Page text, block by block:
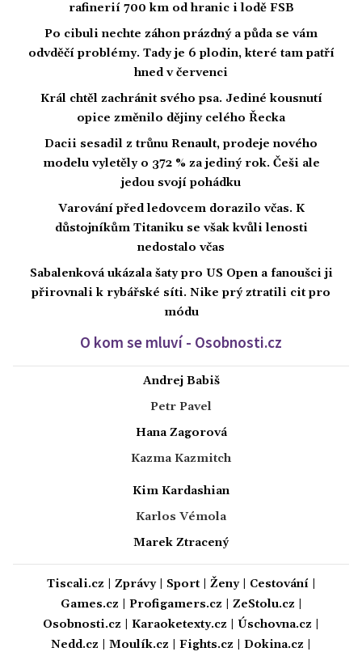
rafinerií 700 km od hranic i lodě FSB
Po cibuli nechte záhon prázdný a půda se vám
odvděčí problémy. Tady je 6 plodin, které tam patří
hned v červenci
Král chtěl zachránit svého psa. Jediné kousnutí
opice změnilo dějiny celého Řecka
Dacii sesadil z trůnu Renault, prodeje nového
modelu vyletěly o 372 % za jediný rok. Češi ale
jedou svojí pohádku
Varování před ledovcem dorazilo včas. K
důstojníkům Titaniku se však kvůli lenosti
nedostalo včas
Sabalenková ukázala šaty pro US Open a fanoušci ji
přirovnali k rybářské síti. Nike prý ztratili cit pro
módu
O kom se mluví - Osobnosti.cz
Andrej Babiš
Petr Pavel
Hana Zagorová
Kazma Kazmitch
Kim Kardashian
Karlos Vémola
Marek Ztracený
Tiscali.cz Zprávy| Sport| Ženy| Cestování|
Games.cz
Profigamers.cz ZeStolu.cz
Osobnosti.cz
Karaoketexty.cz Úschovna.cz
Nedd.cz
Moulík.cz Fights.cz Dokina.cz